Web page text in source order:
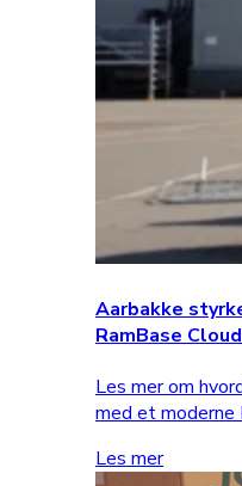
Aarbakke
RamBase
Les mer om
med et
Les mer